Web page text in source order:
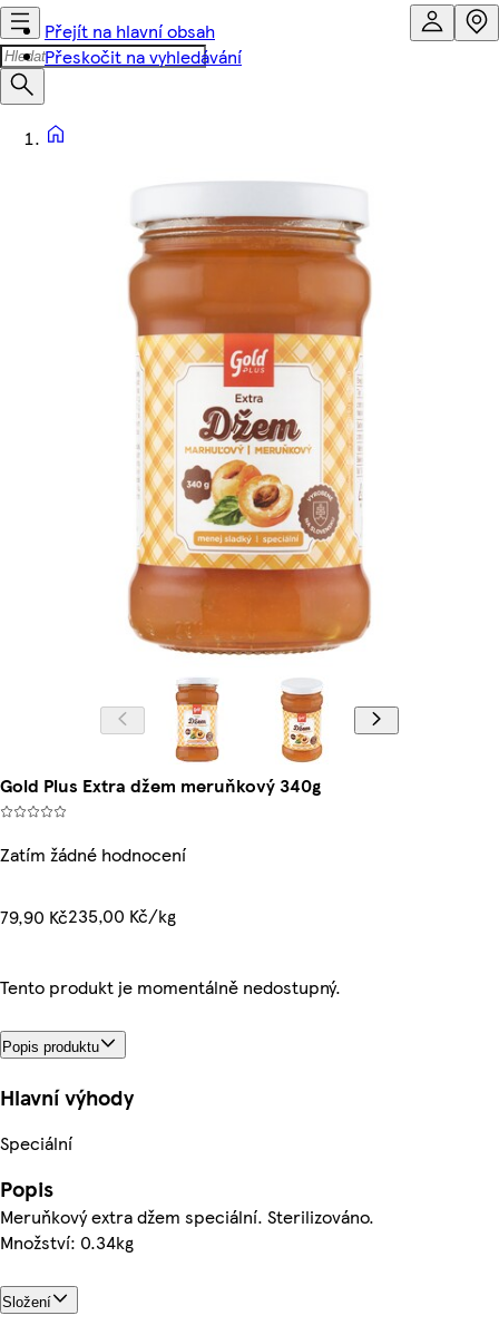
Přejít na hlavní obsah
Přeskočit na vyhledávání
Gold Plus Extra džem meruňkový 340g
Zatím žádné hodnocení
79,90 Kč235,00 Kč/kg
Tento produkt je momentálně nedostupný.
Popis produktu
Hlavní výhody
Speciální
Popis
Meruňkový extra džem speciální. Sterilizováno.
Množství: 0.34kg
Složení